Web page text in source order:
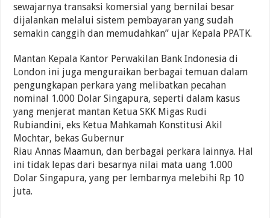
sewajarnya transaksi komersial yang bernilai besar
dijalankan melalui sistem pembayaran yang sudah
semakin canggih dan memudahkan” ujar Kepala PPATK.
Mantan Kepala Kantor Perwakilan Bank Indonesia di
London ini juga menguraikan berbagai temuan dalam
pengungkapan perkara yang melibatkan pecahan
nominal 1.000 Dolar Singapura, seperti dalam kasus
yang menjerat mantan Ketua SKK Migas Rudi
Rubiandini, eks Ketua Mahkamah Konstitusi Akil
Mochtar, bekas Gubernur
Riau Annas Maamun, dan berbagai perkara lainnya. Hal
ini tidak lepas dari besarnya nilai mata uang 1.000
Dolar Singapura, yang per lembarnya melebihi Rp 10
juta.